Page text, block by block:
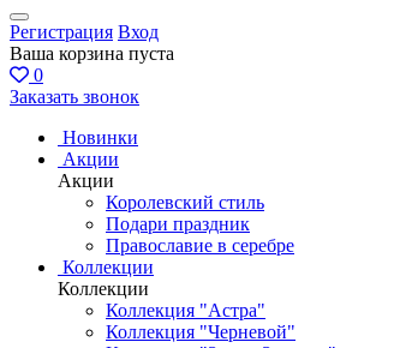
Регистрация Вход
Ваша корзина пуста
0
Заказать звонок
Новинки
Акции
Акции
Королевский стиль
Подари праздник
Православие в серебре
Коллекции
Коллекции
Коллекция "Астра"
Коллекция "Черневой"